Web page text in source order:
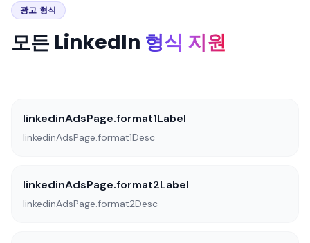
광고 형식
모든 LinkedIn 형식 지원
linkedinAdsPage.format1Label
linkedinAdsPage.format1Desc
linkedinAdsPage.format2Label
linkedinAdsPage.format2Desc